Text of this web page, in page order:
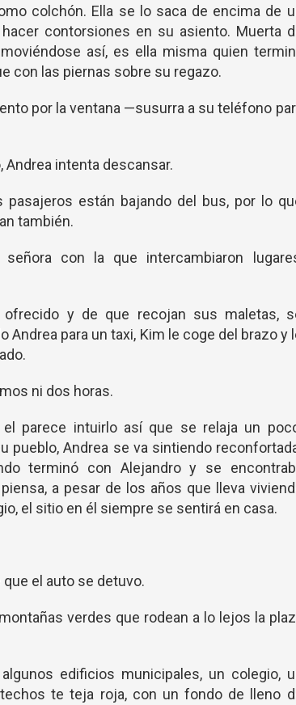
colchón. Ella se lo saca de encima de
contorsiones en su asiento. Muerta
así, es ella misma quien
con las piernas sobre su regazo.
por la ventana —susurra a su teléfono
Andrea intenta descansar.
están bajando del bus, por lo
también.
con la que intercambiaron
y de que recojan sus maletas,
Andrea para un taxi, Kim le coge del brazo y
ni dos horas.
parece intuirlo así que se relaja un
pueblo, Andrea se va sintiendo
terminó con Alejandro y se
a pesar de los años que lleva
el sitio en él siempre se sentirá en casa.
el auto se detuvo.
verdes que rodean a lo lejos la
edificios municipales, un colegio,
te teja roja, con un fondo de lleno